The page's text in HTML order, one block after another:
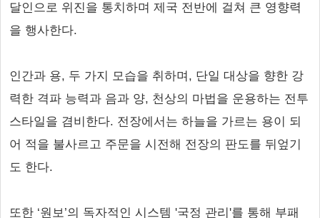
달인으로 위진을 통치하며 제국 전반에 걸쳐 큰 영향력
을 행사한다.
인간과 용, 두 가지 모습을 취하며, 단일 대상을 향한 강
력한 격파 능력과 음과 양, 천상의 마법을 운용하는 전투
스타일을 겸비한다. 전장에서는 하늘을 가르는 용이 되
어 적을 불사르고 주문을 시전해 전장의 판도를 뒤엎기
도 한다.
또한 ‘원보’의 독자적인 시스템 '국정 관리'를 통해 부패